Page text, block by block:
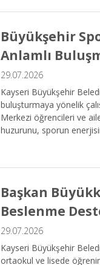
Büyükşehir
Anlamlı
29.07.2026
Kayseri Büyükşehir
buluşturmaya yönelik
Merkezi öğrencileri ve
huzurunu, sporun
Başkan
Beslenme
29.07.2026
Kayseri Büyükşehir
ortaokul ve lisede